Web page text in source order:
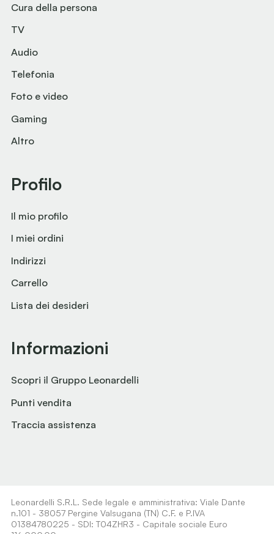
Cura della persona
TV
Audio
Telefonia
Foto e video
Gaming
Altro
Profilo
Il mio profilo
I miei ordini
Indirizzi
Carrello
Lista dei desideri
Informazioni
Scopri il Gruppo Leonardelli
Punti vendita
Traccia assistenza
Leonardelli S.R.L. Sede legale e amministrativa: Viale Dante
n.101 - 38057 Pergine Valsugana (TN) C.F. e P.IVA
01384780225 - SDI: T04ZHR3 - Capitale sociale Euro